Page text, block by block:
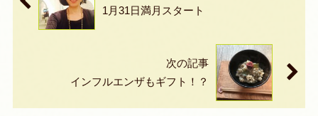
1月31日満月スタート
次の記事
インフルエンザもギフト！？